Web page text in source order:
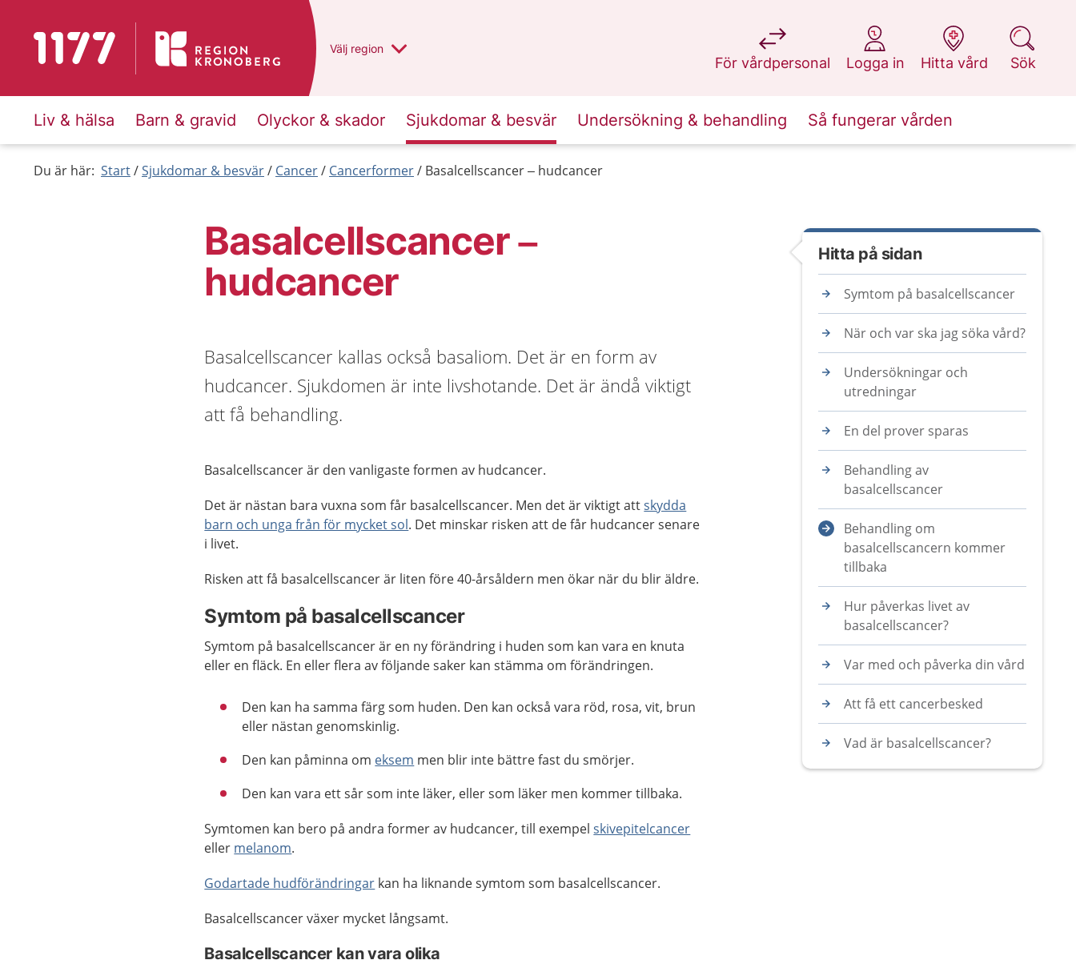
Till startsidan för 1177 Du har valt region
Välj en annan
region
För vårdpersonal
på 1177.se
Logga in
på 1177.se
Hitta vård
på 1177.se
Sök
på 1177.se
Liv & hälsa Barn & gravid Olyckor & skador Sjukdomar & besvär Undersökning & behandling Så fungerar vården
Du är här: Start Sjukdomar & besvär Cancer Cancerformer Basalcellscancer – hudcancer
Basalcellscancer –
hudcancer
Basalcellscancer kallas också basaliom. Det är en form av
hudcancer. Sjukdomen är inte livshotande. Det är ändå viktigt
att få behandling.
Basalcellscancer är den vanligaste formen av hudcancer.
Det är nästan bara vuxna som får basalcellscancer. Men det är viktigt attskydda
barn och unga från för mycket sol. Det minskar risken att de får hudcancer senare
i livet.
Risken att få basalcellscancer är liten före 40-årsåldern men ökar när du blir äldre.
Symtom på basalcellscancer
Symtom på basalcellscancer är en ny förändring i huden som kan vara en knuta
eller en fläck. En eller flera av följande saker kan stämma om förändringen.
Den kan ha samma färg som huden. Den kan också vara röd, rosa, vit, brun
eller nästan genomskinlig.
Den kan påminna om eksem men blir inte bättre fast du smörjer.
Den kan vara ett sår som inte läker, eller som läker men kommer tillbaka.
Symtomen kan bero på andra former av hudcancer, till exempelskivepitelcancer
eller melanom.
Godartade hudförändringar kan ha liknande symtom som basalcellscancer.
Basalcellscancer växer mycket långsamt.
Basalcellscancer kan vara olika
Hitta på sidan
Symtom på basalcellscancer
När och var ska jag söka vård?
Undersökningar och
utredningar
En del prover sparas
Behandling av
basalcellscancer
Behandling om
basalcellscancern kommer
tillbaka
Hur påverkas livet av
basalcellscancer?
Var med och påverka din vård
Att få ett cancerbesked
Vad är basalcellscancer?